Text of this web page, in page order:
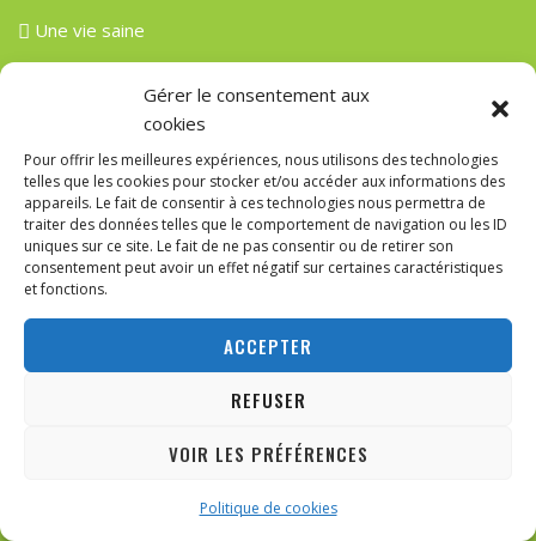
Gérer le consentement aux
cookies
Pour offrir les meilleures expériences, nous utilisons des technologies
telles que les cookies pour stocker et/ou accéder aux informations des
appareils. Le fait de consentir à ces technologies nous permettra de
traiter des données telles que le comportement de navigation ou les ID
uniques sur ce site. Le fait de ne pas consentir ou de retirer son
consentement peut avoir un effet négatif sur certaines caractéristiques
et fonctions.
ACCEPTER
REFUSER
VOIR LES PRÉFÉRENCES
Politique de cookies
Une vie saine
Recent Posts
11 mai 2026
LA CONSCIENCE DE LA BELGIQUE EST-ELLE À VENDRE À
ANKARA ?
GUIDE COMPLET : PWM & RÉGLAGE DES VENTILATEURS DANS
DE NICÉE À CONSTANTINOPLE : L’HÉRITAGE MONOTHÉISTE